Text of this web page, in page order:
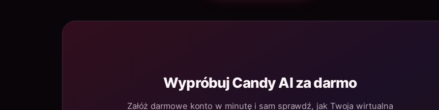
Wypróbuj Candy AI za darmo
Załóż darmowe konto w minutę i sam sprawdź, jak Twoja wirtualna